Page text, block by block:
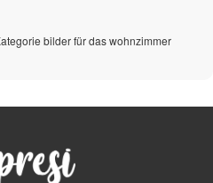
bilder für das wohnzimmer